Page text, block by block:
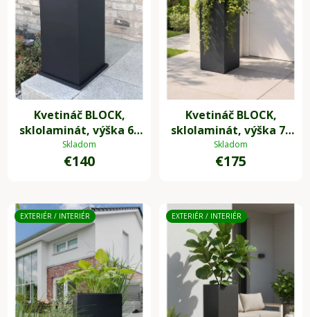
Kvetináč BLOCK,
sklolaminát, výška 60
cm, antracit
Skladom
€140
Kvetináč BLOCK,
sklolaminát, výška 75
cm, antracit
Skladom
€175
EXTERIÉR / INTERIÉR EXTERIÉR / INTERIÉR